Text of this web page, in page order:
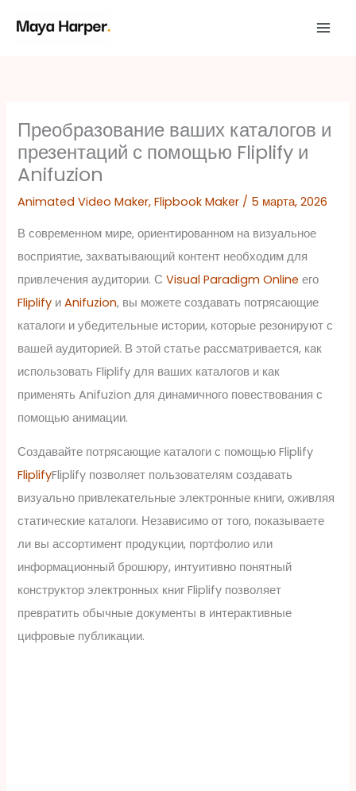
Преобразование ваших каталогов и
презентаций с помощью Fliplify и
Anifuzion
Animated Video Maker,Flipbook Maker / 5 марта, 2026
В современном мире, ориентированном на визуальное
восприятие, захватывающий контент необходим для
привлечения аудитории. СVisual Paradigm Online его
Fliplify иAnifuzion, вы можете создавать потрясающие
каталоги и убедительные истории, которые резонируют с
вашей аудиторией. В этой статье рассматривается, как
использовать Fliplify для ваших каталогов и как
применять Anifuzion для динамичного повествования с
помощью анимации.
Создавайте потрясающие каталоги с помощью Fliplify
FliplifyFliplify позволяет пользователям создавать
визуально привлекательные электронные книги, оживляя
статические каталоги. Независимо от того, показываете
ли вы ассортимент продукции, портфолио или
информационный брошюру, интуитивно понятный
конструктор электронных книг Fliplify позволяет
превратить обычные документы в интерактивные
цифровые публикации.